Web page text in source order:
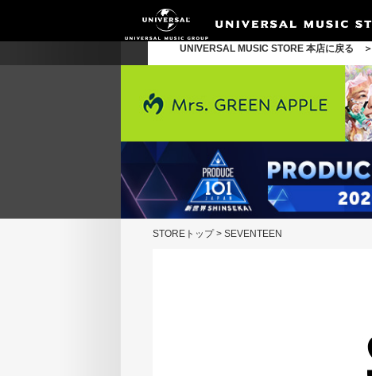
UNIVERSAL MUSIC STORE 本店に戻る ＞
STOREトップ> SEVENTEEN